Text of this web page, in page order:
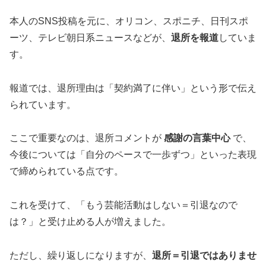
本人のSNS投稿を元に、オリコン、スポニチ、日刊スポ
ーツ、テレビ朝日系ニュースなどが、 退所を報道していま
す。
報道では、退所理由は「契約満了に伴い」という形で伝え
られています。
ここで重要なのは、退所コメントが 感謝の言葉中心で、
今後については「自分のペースで一歩ずつ」といった表現
で締められている点です。
これを受けて、「もう芸能活動はしない＝引退なので
は？」と受け止める人が増えました。
ただし、繰り返しになりますが、 退所＝引退ではありませ